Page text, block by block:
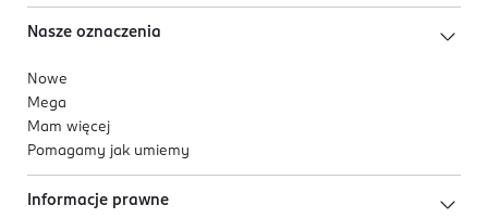
Nasze oznaczenia
Nowe
Mega
Mam więcej
Pomagamy jak umiemy
Informacje prawne